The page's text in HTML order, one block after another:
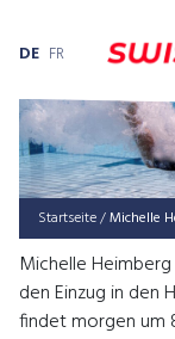
DE FR
Startseite/Michel­le
Michelle
den Einzug in den
findet morgen um